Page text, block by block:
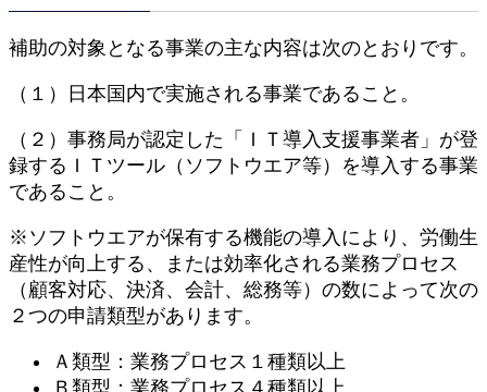
補助の対象となる事業の主な内容は次のとおりです。
（１）日本国内で実施される事業であること。
（２）事務局が認定した「ＩＴ導入支援事業者」が登
録するＩＴツール（ソフトウエア等）を導入する事業
であること。
※ソフトウエアが保有する機能の導入により、労働生
産性が向上する、または効率化される業務プロセス
（顧客対応、決済、会計、総務等）の数によって次の
２つの申請類型があります。
Ａ類型：業務プロセス１種類以上